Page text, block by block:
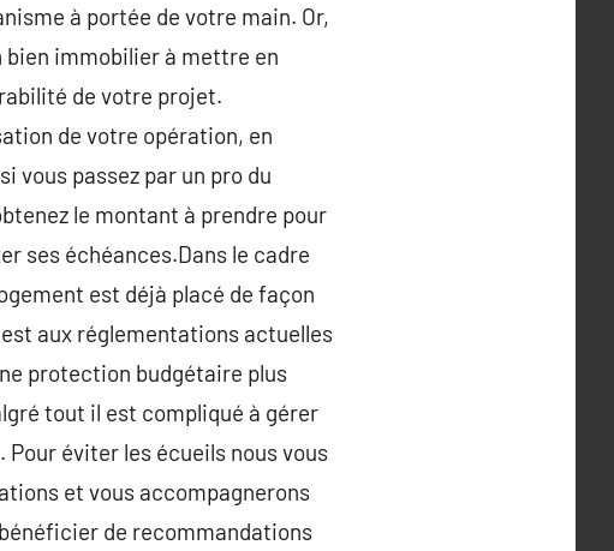
à portée de votre main. Or,
immobilier à mettre en
de votre projet.
de votre opération, en
vous passez par un pro du
le montant à prendre pour
ses échéances.Dans le cadre
est déjà placé de façon
aux réglementations actuelles
protection budgétaire plus
tout il est compliqué à gérer
éviter les écueils nous vous
et vous accompagnerons
de recommandations